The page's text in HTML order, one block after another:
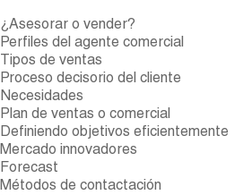
¿Asesorar o vender?
Perfiles del agente comercial
Tipos de ventas
Proceso decisorio del cliente
Necesidades
Plan de ventas o comercial
Definiendo objetivos eficientemente
Mercado innovadores
Forecast
Métodos de contactación